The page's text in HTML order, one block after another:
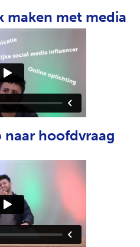
maken met media
naar hoofdvraag